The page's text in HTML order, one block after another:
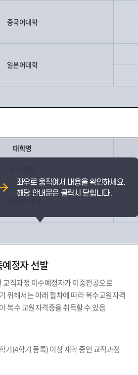
중국어대학
일본어대학
대학명
정자 선발
교직과정 이수예정자가 이중전공으로
위해서는 아래 절차에 따라 복수교원자격
복수 교원자격증을 취득할 수 있음
기(4학기 등록) 이상 재학 중인 교직과정